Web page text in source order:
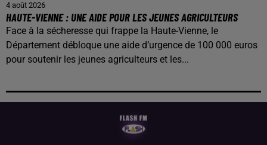
4 août 2026
HAUTE-VIENNE : UNE AIDE POUR LES JEUNES AGRICULTEURS
Face à la sécheresse qui frappe la Haute-Vienne, le
Département débloque une aide d’urgence de 100 000 euros
pour soutenir les jeunes agriculteurs et les...